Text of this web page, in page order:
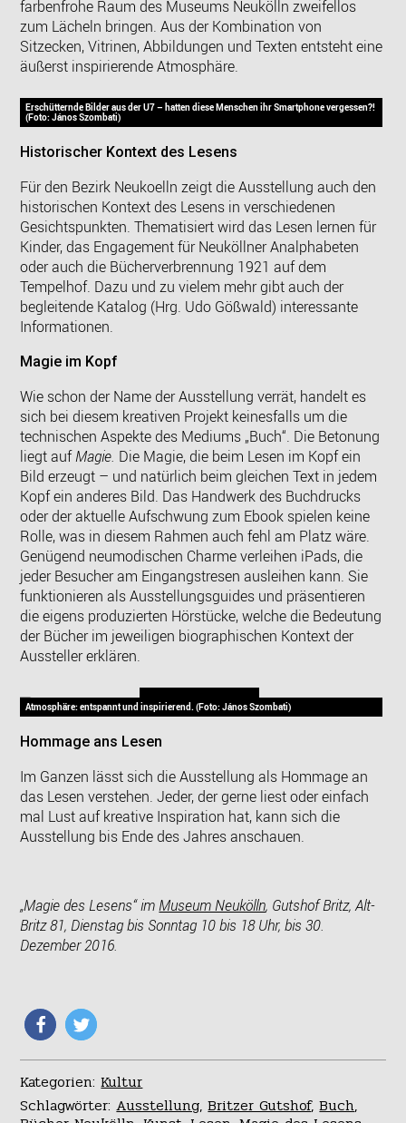
farbenfrohe Raum des Museums Neukölln zweifellos
zum Lächeln bringen. Aus der Kombination von
Sitzecken, Vitrinen, Abbildungen und Texten entsteht eine
äußerst inspirierende Atmosphäre.
Erschütternde Bilder aus der U7 – hatten diese Menschen ihr Smartphone vergessen?!
(Foto: János Szombati)
Historischer Kontext des Lesens
Für den Bezirk Neukoelln zeigt die Ausstellung auch den
historischen Kontext des Lesens in verschiedenen
Gesichtspunkten. Thematisiert wird das Lesen lernen für
Kinder, das Engagement für Neuköllner Analphabeten
oder auch die Bücherverbrennung 1921 auf dem
Tempelhof. Dazu und zu vielem mehr gibt auch der
begleitende Katalog (Hrg. Udo Gößwald) interessante
Informationen.
Magie im Kopf
Wie schon der Name der Ausstellung verrät, handelt es
sich bei diesem kreativen Projekt keinesfalls um die
technischen Aspekte des Mediums „Buch“. Die Betonung
liegt aufMagie. Die Magie, die beim Lesen im Kopf ein
Bild erzeugt – und natürlich beim gleichen Text in jedem
Kopf ein anderes Bild. Das Handwerk des Buchdrucks
oder der aktuelle Aufschwung zum Ebook spielen keine
Rolle, was in diesem Rahmen auch fehl am Platz wäre.
Genügend neumodischen Charme verleihen iPads, die
jeder Besucher am Eingangstresen ausleihen kann. Sie
funktionieren als Ausstellungsguides und präsentieren
die eigens produzierten Hörstücke, welche die Bedeutung
der Bücher im jeweiligen biographischen Kontext der
Aussteller erklären.
Atmosphäre: entspannt und inspirierend. (Foto: János Szombati)
Hommage ans Lesen
Im Ganzen lässt sich die Ausstellung als Hommage an
das Lesen verstehen. Jeder, der gerne liest oder einfach
mal Lust auf kreative Inspiration hat, kann sich die
Ausstellung bis Ende des Jahres anschauen.
„Magie des Lesens“ imMuseum Neukölln, Gutshof Britz, Alt-
Britz 81, Dienstag bis Sonntag 10 bis 18 Uhr, bis 30.
Dezember 2016.
Kategorien:Kultur
Schlagwörter:Ausstellung,Britzer Gutshof,Buch,